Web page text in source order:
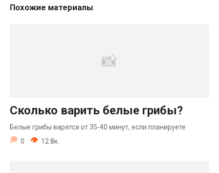
Похожие материалы
Сколько варить белые грибы?
Белые грибы варятся от 35-40 минут, если планируете
0
12.8к.